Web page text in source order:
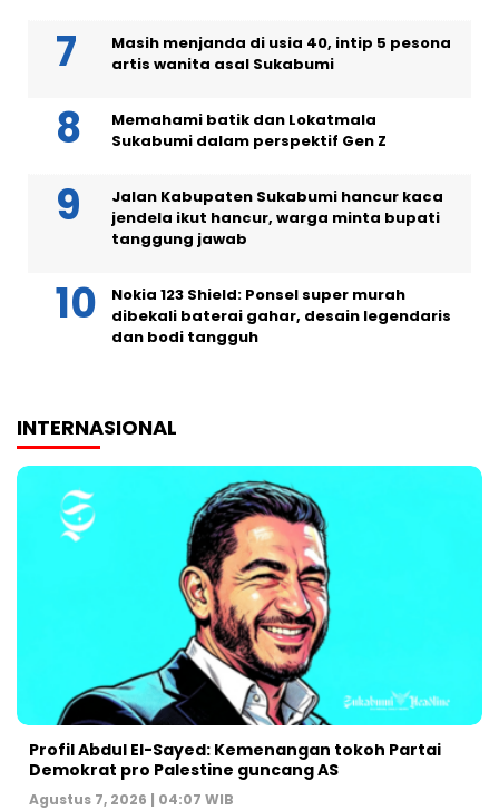
Masih menjanda di usia 40, intip 5 pesona
artis wanita asal Sukabumi
Memahami batik dan Lokatmala
Sukabumi dalam perspektif Gen Z
Jalan Kabupaten Sukabumi hancur kaca
jendela ikut hancur, warga minta bupati
tanggung jawab
Nokia 123 Shield: Ponsel super murah
dibekali baterai gahar, desain legendaris
dan bodi tangguh
INTERNASIONAL
Profil Abdul El-Sayed: Kemenangan tokoh Partai
Demokrat pro Palestine guncang AS
Agustus 7, 2026 | 04:07 WIB